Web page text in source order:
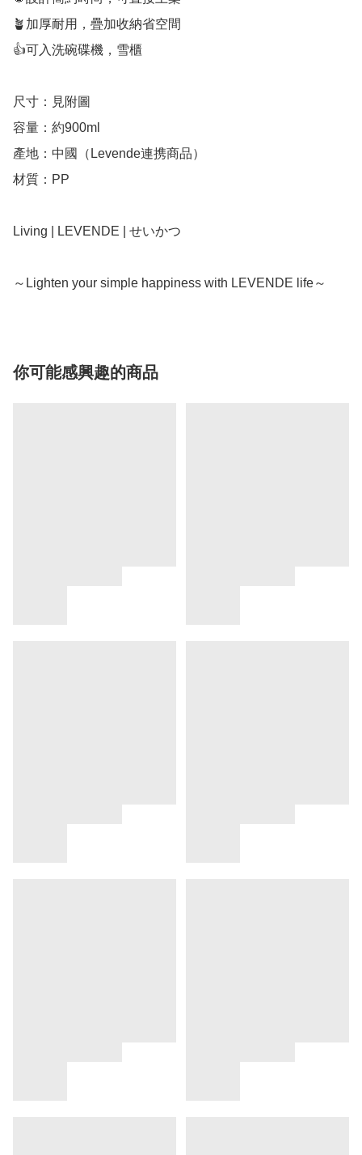
🪴加厚耐用，疊加收納省空間
👍可入洗碗碟機，雪櫃
尺寸：見附圖
容量：約900ml
產地：中國（Levende連携商品）
材質：PP
Living | LEVENDE | せいかつ
～Lighten your simple happiness with LEVENDE life～
你可能感興趣的商品